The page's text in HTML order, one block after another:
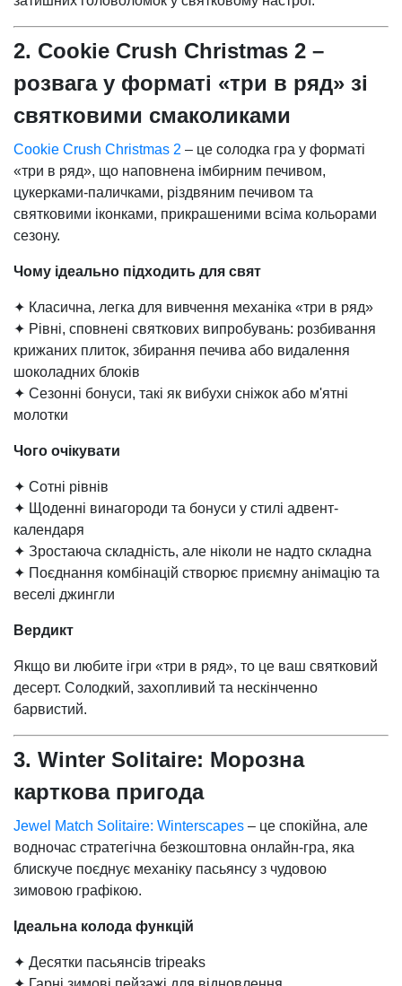
2. Cookie Crush Christmas 2 –
розвага у форматі «три в ряд» зі
святковими смаколиками
Cookie Crush Christmas 2 – це солодка гра у форматі
«три в ряд», що наповнена імбирним печивом,
цукерками-паличками, різдвяним печивом та
святковими іконками, прикрашеними всіма кольорами
сезону.
Чому ідеально підходить для свят
✦ Класична, легка для вивчення механіка «три в ряд»
✦ Рівні, сповнені святкових випробувань: розбивання
крижаних плиток, збирання печива або видалення
шоколадних блоків
✦ Сезонні бонуси, такі як вибухи сніжок або м'ятні
молотки
Чого очікувати
✦ Сотні рівнів
✦ Щоденні винагороди та бонуси у стилі адвент-
календаря
✦ Зростаюча складність, але ніколи не надто складна
✦ Поєднання комбінацій створює приємну анімацію та
веселі джингли
Вердикт
Якщо ви любите ігри «три в ряд», то це ваш святковий
десерт. Солодкий, захопливий та нескінченно
барвистий.
3. Winter Solitaire: Морозна
карткова пригода
Jewel Match Solitaire: Winterscapes – це спокійна, але
водночас стратегічна безкоштовна онлайн-гра, яка
блискуче поєднує механіку пасьянсу з чудовою
зимовою графікою.
Ідеальна колода функцій
✦ Десятки пасьянсів tripeaks